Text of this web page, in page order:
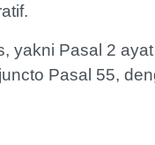
yakni Pasal 2
Pasal 55,